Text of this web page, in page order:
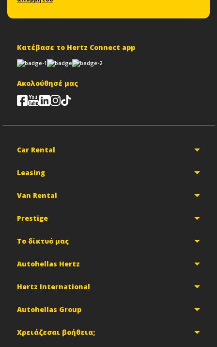
Κατέβασε το Hertz Connect app
Ακολούθησέ μας
Car Rental
Leasing
Van Rental
Prestige
Το δίκτυό μας
Autohellas Hertz
Hertz International
Autohellas Group
Χρειάζεσαι βοήθεια;